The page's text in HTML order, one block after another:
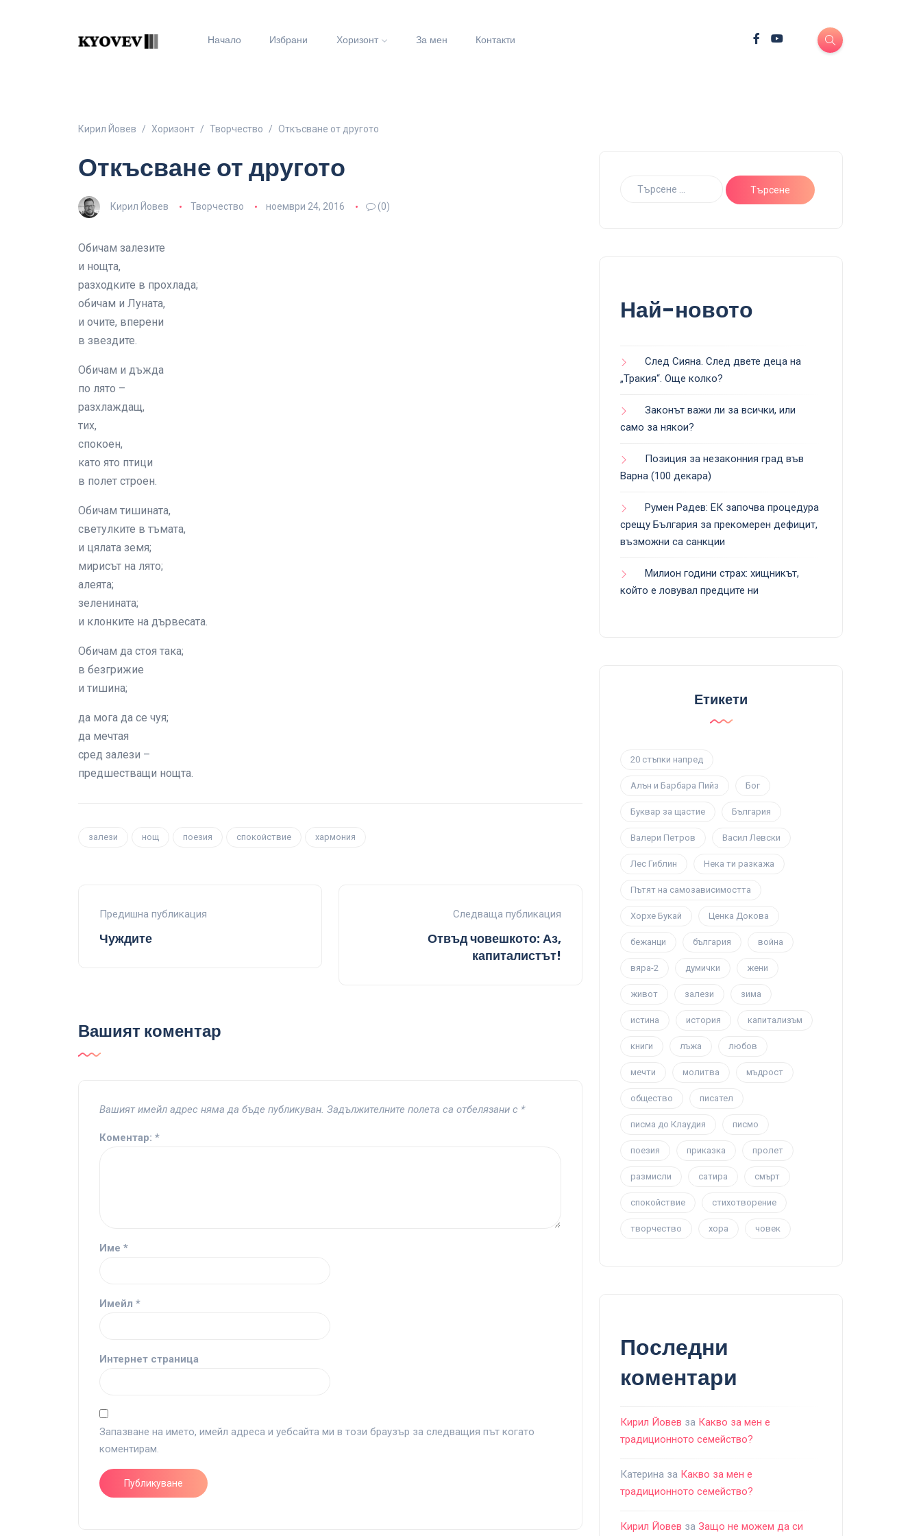
Начало Избрани Хоризонт За мен Контакти
Кирил Йовев Хоризонт Творчество Откъсване от другото
Откъсване от другото
Кирил Йовев Творчество ноември 24, 2016 (0)
Обичам залезите
и нощта,
разходките в прохлада;
обичам и Луната,
и очите, вперени
в звездите.
Обичам и дъжда
по лято –
разхлаждащ,
тих,
спокоен,
като ято птици
в полет строен.
Обичам тишината,
светулките в тъмата,
и цялата земя;
мирисът на лято;
алеята;
зеленината;
и клонките на дървесата.
Обичам да стоя така;
в безгрижие
и тишина;
да мога да се чуя;
да мечтая
сред залези –
предшестващи нощта.
залези нощ поезия спокойствие хармония
Предишна публикация
Чуждите
Следваща публикация
Отвъд човешкото: Аз,
капиталистът!
Вашият коментар
Вашият имейл адрес няма да бъде публикуван. Задължителните полета са отбелязани с *
Коментар: *
Име *
Имейл *
Интернет страница
Запазване на името, имейл адреса и уебсайта ми в този браузър за следващия път когато
коментирам.
Най-новото
След Сияна. След двете деца на
„Тракия“. Още колко?
Законът важи ли за всички, или
само за някои?
Позиция за незаконния град във
Варна (100 декара)
Румен Радев: ЕК започва процедура
срещу България за прекомерен дефицит,
възможни са санкции
Милион години страх: хищникът,
който е ловувал предците ни
Етикети
20 стъпки напред
Алън и Барбара Пийз Бог
Буквар за щастие България
Валери Петров Васил Левски
Лес Гиблин Нека ти разкажа
Пътят на самозависимостта
Хорхе Букай Ценка Докова
бежанци българия война
вяра-2 думички жени
живот залези зима
истина история капитализъм
книги лъжа любов
мечти молитва мъдрост
общество писател
писма до Клаудия писмо
поезия приказка пролет
размисли сатира смърт
спокойствие стихотворение
творчество хора човек
Последни
коментари
Кирил Йовев за Какво за мен е
традиционното семейство?
Катерина за Какво за мен е
традиционното семейство?
Кирил Йовев за Защо не можем да си